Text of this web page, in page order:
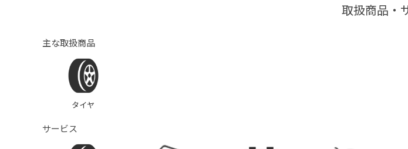
取扱商品・
主な取扱商品
タイヤ
サービス